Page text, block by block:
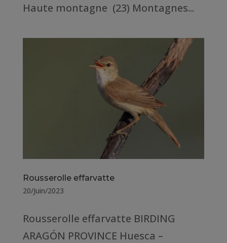
Haute montagne (23) Montagnes...
Rousserolle effarvatte
20/Juin/2023
Rousserolle effarvatte BIRDING
ARAGÓN PROVINCE Huesca –